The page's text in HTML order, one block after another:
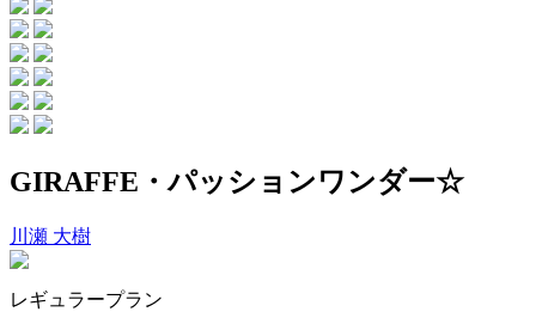
GIRAFFE・パッションワンダー☆
川瀬 大樹
レギュラープラン